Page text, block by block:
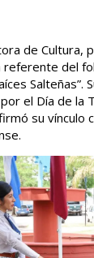
de Cultura,
referente del
Salteñas”.
el Día de la
su vínculo